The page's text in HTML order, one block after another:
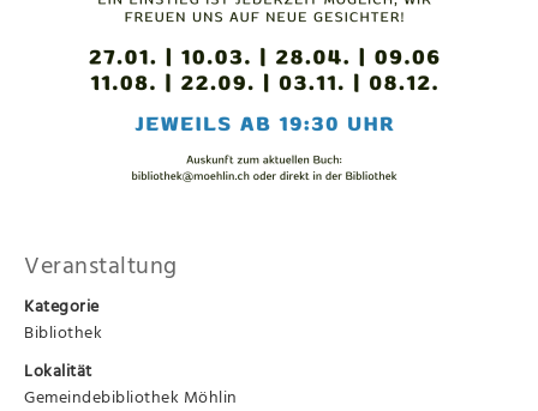
Veranstaltung
Kategorie
Bibliothek
Lokalität
Gemeindebibliothek Möhlin